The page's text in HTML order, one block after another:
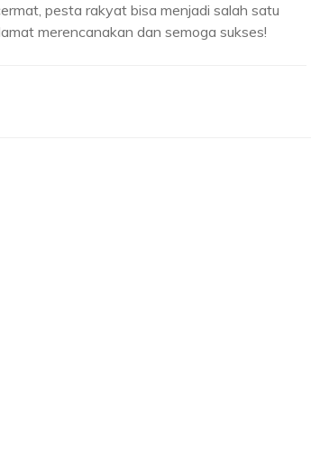
pesta rakyat bisa menjadi salah satu
merencanakan dan semoga sukses!